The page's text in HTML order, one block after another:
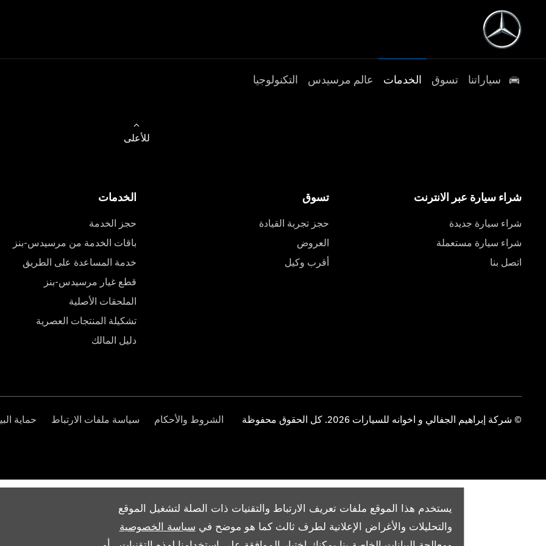
يستخدم هذا الموقع ملفات تعريف الارتباط والتقنيات ذات الصلة لتشغيل الموقع
والتحليلات والأغراض الإعلانية لطرف ثالث كما هو موضح في سياسة الخصوصية
سياراتنا تسوق الخدمات عالم مرسيدس التكنولوجيا
للأعلى
شراء سيارة عبر الانترنت
شراء سيارة جديدة
شراء سيارة مستعملة
اتصل بنا
تسوق
حجز تجربة القيادة
العروض
أقرب وكيل
الخدمات
حجز الخدمة
باقات الخدمة من مرسيدس-بنز
خدمة المساعدة على الطريق
قطع غيار مرسيدس-بنز
الملحقات الأصلية
تشكيلة المنتجات العصرية
دليل المالك
© شركة إبراهيم الجفالي و اخوانه للسيارات 2026. كل الحقوق محفوظة الشروط والأحكام سياسة ملفات الارتباط حماية